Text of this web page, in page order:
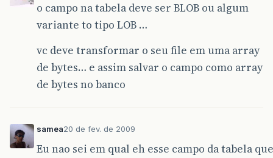
o campo na tabela deve ser BLOB ou algum
variante to tipo LOB …
vc deve transformar o seu file em uma array
de bytes… e assim salvar o campo como array
de bytes no banco
samea20 de fev. de 2009
Eu nao sei em qual eh esse campo da tabela